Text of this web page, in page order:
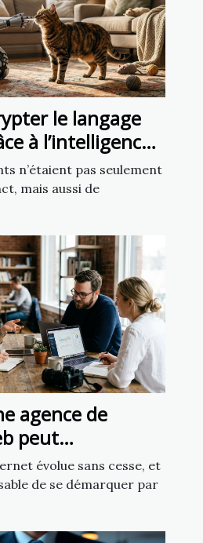
le langage
à l’intelligence
n’étaient pas seulement
mais aussi de
agence de
peut
présence en
évolue sans cesse, et
de se démarquer par